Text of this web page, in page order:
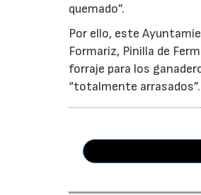
quemado”.
Por ello, este
Formariz, Pinilla de
forraje para los
“totalmente arrasados”.